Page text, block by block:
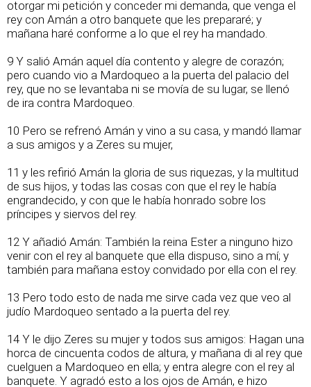
otorgar mi petición y conceder mi demanda, que venga el
rey con Amán a otro banquete que les prepararé; y
mañana haré conforme a lo que el rey ha mandado.
9 Y salió Amán aquel día contento y alegre de corazón;
pero cuando vio a Mardoqueo a la puerta del palacio del
rey, que no se levantaba ni se movía de su lugar, se llenó
de ira contra Mardoqueo.
10 Pero se refrenó Amán y vino a su casa, y mandó llamar
a sus amigos y a Zeres su mujer,
11 y les refirió Amán la gloria de sus riquezas, y la multitud
de sus hijos, y todas las cosas con que el rey le había
engrandecido, y con que le había honrado sobre los
príncipes y siervos del rey.
12 Y añadió Amán: También la reina Ester a ninguno hizo
venir con el rey al banquete que ella dispuso, sino a mí; y
también para mañana estoy convidado por ella con el rey.
13 Pero todo esto de nada me sirve cada vez que veo al
judío Mardoqueo sentado a la puerta del rey.
14 Y le dijo Zeres su mujer y todos sus amigos: Hagan una
horca de cincuenta codos de altura, y mañana di al rey que
cuelguen a Mardoqueo en ella; y entra alegre con el rey al
banquete. Y agradó esto a los ojos de Amán, e hizo